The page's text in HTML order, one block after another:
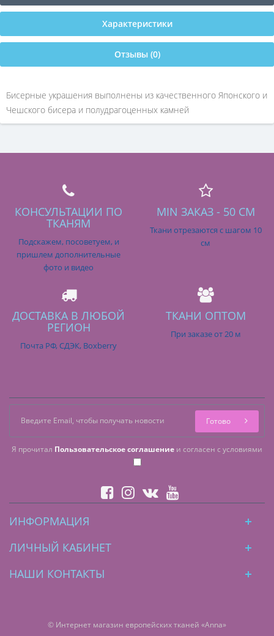
Характеристики
Отзывы (0)
Бисерные украшения выполнены из качественного Японского и
Чешского бисера и полудрагоценных камней
КОНСУЛЬТАЦИИ ПО
ТКАНЯМ
Подскажем, посоветуем, и
пришлем дополнительные
фото и видео
MIN ЗАКАЗ - 50 СМ
Ткани отрезаются с шагом 10
см
ДОСТАВКА В ЛЮБОЙ
РЕГИОН
Почта РФ, СДЭК, Boxberry
ТКАНИ ОПТОМ
При заказе от 20 м
Я прочитал Пользовательское соглашение и согласен с условиями
Готово
ИНФОРМАЦИЯ
ЛИЧНЫЙ КАБИНЕТ
НАШИ КОНТАКТЫ
© Интернет магазин европейских тканей «Anna»